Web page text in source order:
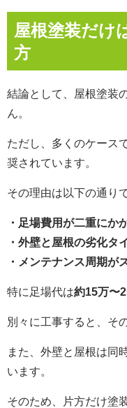
屋根塗装だけ
方
結論として、屋根塗装
ん。
ただし、多くのケース
奨されています。
その理由は以下の通り
・足場費用が二重にか
・外壁と屋根の劣化タ
・メンテナンス周期が
特に足場代は約15万〜
別々に工事すると、そ
また、外壁と屋根は同
います。
そのため、片方だけ塗